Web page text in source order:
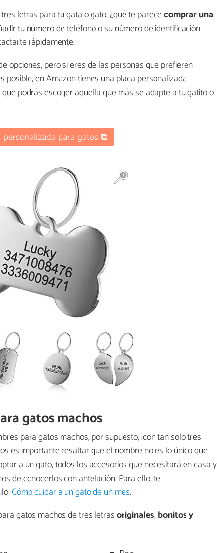
letras para tu gata o gato, ¿qué te parececomprar una
tu número de teléfono o su número de identificación
rápidamente.
opciones, pero si eres de las personas que prefieren
posible, en Amazon tienes una placa personalizada
podrás escoger aquella que más se adapte a tu gatito o
personalizada para gatos ⧉
gatos machos
para gatos machos, por supuesto, ¡con tan solo tres
es importante resaltar que el nombre no es lo único que
a un gato, todos los accesorios que necesitará en casa y
de conocerlos con antelación. Para ello, te
Cómo cuidar a un gato de un mes.
gatos machos de tres letrasoriginales, bonitos y